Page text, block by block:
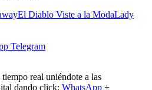
El Diablo Viste a la ModaLady
Telegram
real uniéndote a las
dando click: WhatsApp +